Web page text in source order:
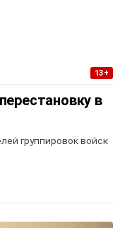
13+
в
группировок войск